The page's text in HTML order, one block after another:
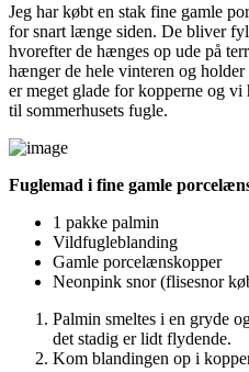
Jeg har købt en stak fine gamle
for snart længe siden. De bliver
hvorefter de hænges op ude på
hænger de hele vinteren og
er meget glade for kopperne og
til sommerhusets fugle.
Fuglemad i fine gamle
1 pakke palmin
Vildfugleblanding
Gamle porcelænskopper
Neonpink snor (flisesnor
Palmin smeltes i en gryde
det stadig er lidt flydende.
Kom blandingen op i